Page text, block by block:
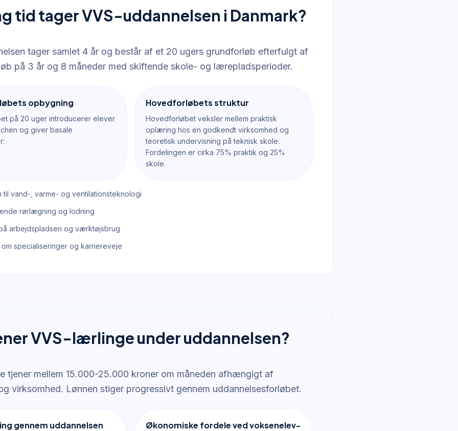
tid tager VVS-uddannelsen i Danmark?
tager samlet 4 år og består af et 20 ugers grundforløb efterfulgt af
på 3 år og 8 måneder med skiftende skole- og lærepladsperioder.
opbygning
på 20 uger introducerer elever
og giver basale
Hovedforløbets struktur
Hovedforløbet veksler mellem praktisk
oplæring hos en godkendt virksomhed og
teoretisk undervisning på teknisk skole.
Fordelingen er cirka 75% praktik og 25%
skole.
til vand-, varme- og ventilationsteknologi
rørlægning og lodning
arbejdspladsen og værktøjsbrug
specialiseringer og karriereveje
VVS-lærlinge under uddannelsen?
tjener mellem 15.000-25.000 kroner om måneden afhængigt af
virksomhed. Lønnen stiger progressivt gennem uddannelsesforløbet.
gennem uddannelsen
Økonomiske fordele ved voksenelev-